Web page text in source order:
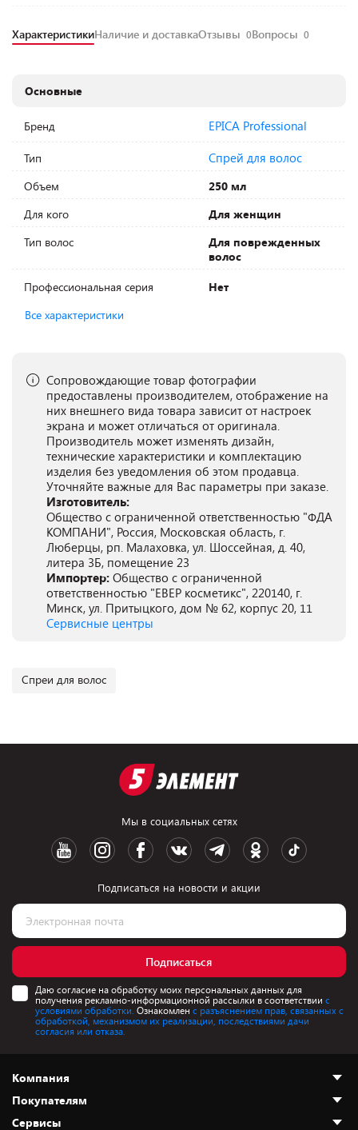
ХарактеристикиНаличие и доставкаОтзывы 0Вопросы 0
Основные
Бренд EPICA Professional
Тип Спрей для волос
Объем
250 мл
Для кого
Для женщин
Тип волос
Для поврежденных
волос
Профессиональная серия
Нет
Все характеристики
Сопровождающие товар фотографии
предоставлены производителем, отображение на
них внешнего вида товара зависит от настроек
экрана и может отличаться от оригинала.
Производитель может изменять дизайн,
технические характеристики и комплектацию
изделия без уведомления об этом продавца.
Уточняйте важные для Вас параметры при заказе.
Изготовитель:
Общество с ограниченной ответственностью "ФДА
КОМПАНИ", Россия, Московская область, г.
Люберцы, рп. Малаховка, ул. Шоссейная, д. 40,
литера 3Б, помещение 23
Импортер: Общество с ограниченной
ответственностью "ЕВЕР косметикс", 220140, г.
Минск, ул. Притыцкого, дом № 62, корпус 20, 11
Сервисные центры
Спреи для волос
Мы в социальных сетях
Подписаться на новости и акции
Подписаться
Даю согласие на обработку моих персональных данных для
получения рекламно-информационной рассылки в соответствии с
условиями обработки. Ознакомлен с разъяснением прав, связанных с
обработкой, механизмом их реализации, последствиями дачи
согласия или отказа.
Компания
О нас
Покупателям
Сервисы